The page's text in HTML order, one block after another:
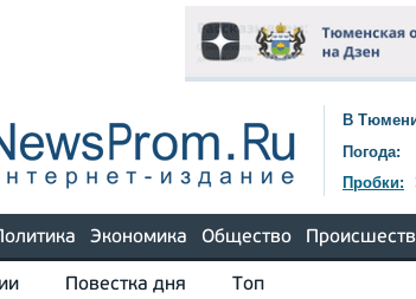
В
Погода:
Пробки:
Экономика Общество
Повестка дня Топ